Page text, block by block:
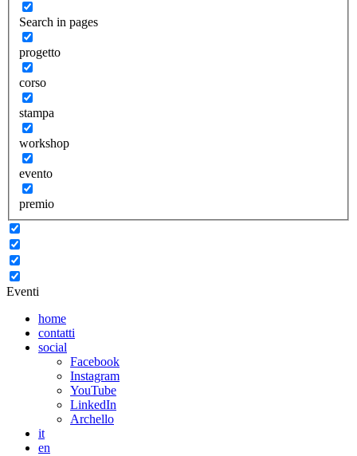
Search in pages
progetto
corso
stampa
workshop
evento
premio
Eventi
home
contatti
social
Facebook
Instagram
YouTube
LinkedIn
Archello
it
en